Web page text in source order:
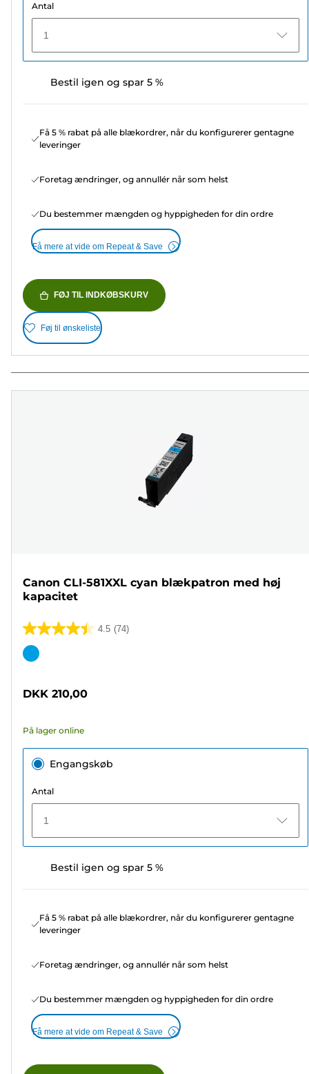
Antal
1
Bestil igen og spar 5 %
Få 5 % rabat på alle blækordrer, når du konfigurerer gentagne
leveringer
Foretag ændringer, og annullér når som helst
Du bestemmer mængden og hyppigheden for din ordre
Få mere at vide om Repeat & Save
FØJ TIL INDKØBSKURV
Føj til ønskeliste
Canon CLI-581XXL cyan blækpatron med høj
kapacitet
4.5 (74)
4.5
ud
stjerner.
anmeldelser
Farvepatron
DKK 210,00
På lager online
Engangskøb
Antal
1
Bestil igen og spar 5 %
Få 5 % rabat på alle blækordrer, når du konfigurerer gentagne
leveringer
Foretag ændringer, og annullér når som helst
Du bestemmer mængden og hyppigheden for din ordre
Få mere at vide om Repeat & Save